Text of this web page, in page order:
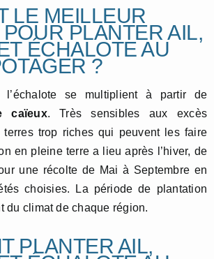
LE MEILLEUR
PLANTER AIL,
ÉCHALOTE AU
?
l’échalote se multiplient à partir de
caïeux. Très sensibles aux excès
terres trop riches qui peuvent les faire
en pleine terre a lieu après l’hiver, de
une récolte de Mai à Septembre en
choisies. La période de plantation
du climat de chaque région.
PLANTER AIL,